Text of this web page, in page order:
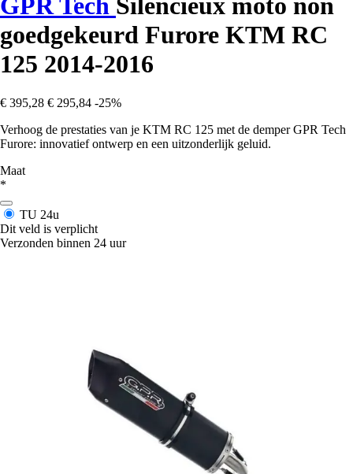
GPR Tech Silencieux moto non
goedgekeurd Furore KTM RC
125 2014-2016
€ 395,28 € 295,84 -25%
Verhoog de prestaties van je KTM RC 125 met de demper GPR Tech
Furore: innovatief ontwerp en een uitzonderlijk geluid.
Maat
*
TU 24u
Dit veld is verplicht
Verzonden binnen 24 uur